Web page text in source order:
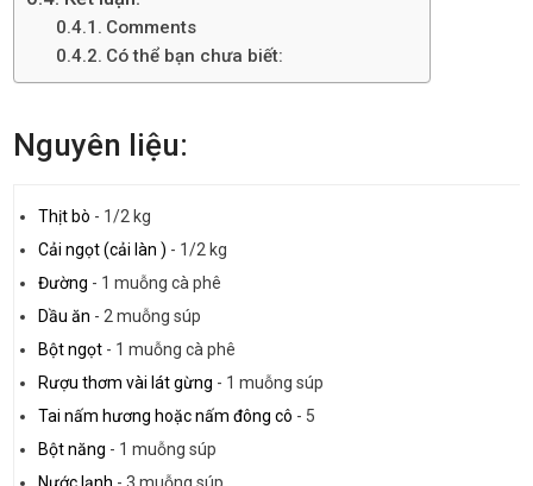
Comments
Có thể bạn chưa biết:
Nguyên liệu:
Thịt bò - 1/2 kg
Cải ngọt (cải làn ) - 1/2 kg
Đường - 1 muỗng cà phê
Dầu ăn - 2 muỗng súp
Bột ngọt - 1 muỗng cà phê
Rượu thơm vài lát gừng - 1 muỗng súp
Tai nấm hương hoặc nấm đông cô - 5
Bột năng - 1 muỗng súp